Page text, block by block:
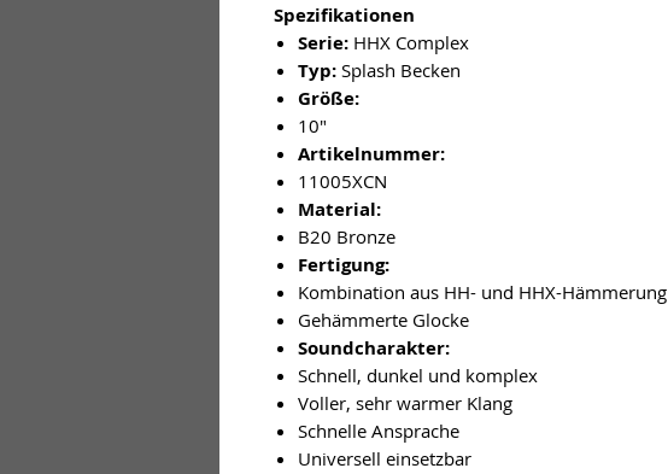
Spezifikationen
Serie: HHX Complex
Typ: Splash Becken
Größe:
10"
Artikelnummer:
11005XCN
Material:
B20 Bronze
Fertigung:
Kombination aus HH- und HHX-Hämmerung
Gehämmerte Glocke
Soundcharakter:
Schnell, dunkel und komplex
Voller, sehr warmer Klang
Schnelle Ansprache
Universell einsetzbar